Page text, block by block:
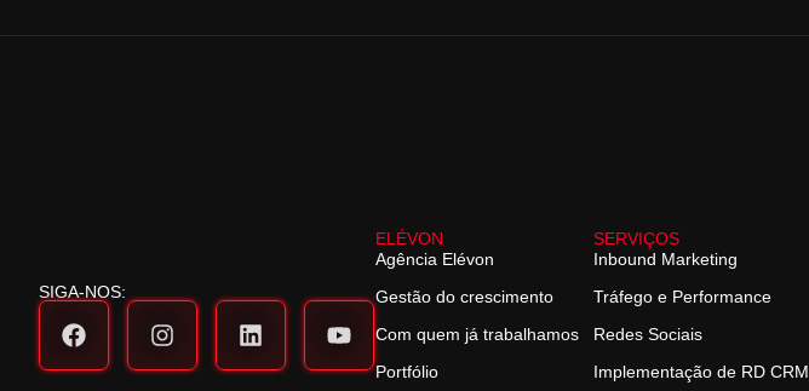
SIGA-NOS:
ELÉVON
Agência Elévon
Gestão do crescimento
Com quem já trabalhamos
Portfólio
SERVIÇOS
Inbound Marketing
Tráfego e Performance
Redes Sociais
Implementação de RD CRM